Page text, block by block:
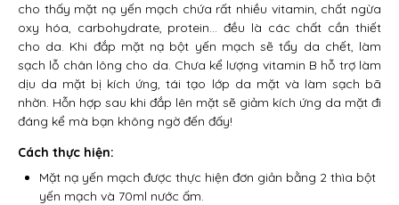
cho thấy mặt nạ yến mạch chứa rất nhiều vitamin, chất ngừa
oxy hóa, carbohydrate, protein… đều là các chất cần thiết
cho da. Khi đắp mặt nạ bột yến mạch sẽ tẩy da chết, làm
sạch lỗ chân lông cho da. Chưa kể lượng vitamin B hỗ trợ làm
dịu da mặt bị kích ứng, tái tạo lớp da mặt và làm sạch bã
nhờn. Hỗn hợp sau khi đắp lên mặt sẽ giảm kích ứng da mặt đi
đáng kể mà bạn không ngờ đến đấy!
Cách thực hiện:
Mặt nạ yến mạch được thực hiện đơn giản bằng 2 thìa bột
yến mạch và 70ml nước ấm.